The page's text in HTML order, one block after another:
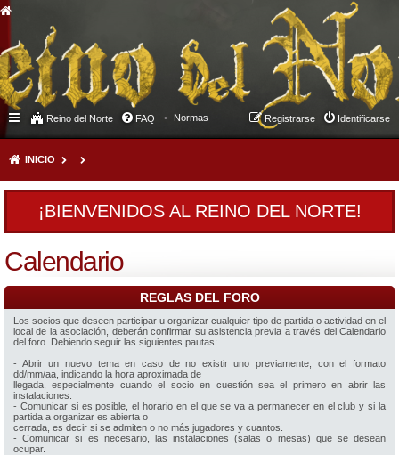
Reino del Norte FAQ Normas Identificarse
Registrarse
INICIO
¡BIENVENIDOS AL REINO DEL NORTE!
Calendario
REGLAS DEL FORO
Los socios que deseen participar u organizar cualquier tipo de partida o actividad en el
local de la asociación, deberán confirmar su asistencia previa a través del Calendario
del foro. Debiendo seguir las siguientes pautas:
- Abrir un nuevo tema en caso de no existir uno previamente, con el formato
dd/mm/aa, indicando la hora aproximada de
llegada, especialmente cuando el socio en cuestión sea el primero en abrir las
instalaciones.
- Comunicar si es posible, el horario en el que se va a permanecer en el club y si la
partida a organizar es abierta o
cerrada, es decir si se admiten o no más jugadores y cuantos.
- Comunicar si es necesario, las instalaciones (salas o mesas) que se desean
ocupar.